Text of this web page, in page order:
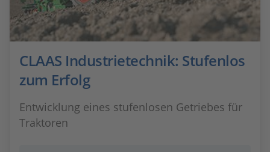
CLAAS Industrietechnik: Stufenlos
zum Erfolg
Entwicklung eines stufenlosen Getriebes für
Traktoren